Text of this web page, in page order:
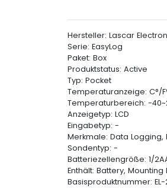
Hersteller: Lascar
Serie: EasyLog
Paket: Box
Produktstatus: Active
Typ: Pocket
Temperaturanzeige: C°/
Temperaturbereich: -
Anzeigetyp: LCD
Eingabetyp: -
Merkmale: Data Logging,
Sondentyp: -
Batteriezellengröße: 1/
Enthält: Battery,
Basisproduktnummer: EL-